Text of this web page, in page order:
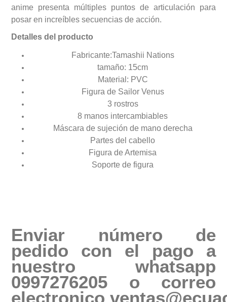
anime presenta múltiples puntos de articulación para
posar en increíbles secuencias de acción.
Detalles del producto
Fabricante:Tamashii Nations
tamaño: 15cm
Material: PVC
Figura de Sailor Venus
3 rostros
8 manos intercambiables
Máscara de sujeción de mano derecha
Partes del cabello
Figura de Artemisa
Soporte de figura
Enviar número de
pedido con el pago a
nuestro whatsapp
0997276205 o correo
electronico